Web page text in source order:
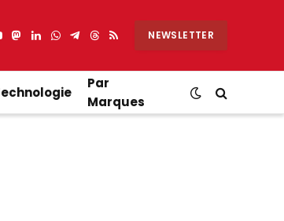
Mastodon
LinkedIn
WhatsApp
Partager
Telegram
Threads
RSS NEWSLETTER
Par
Marques